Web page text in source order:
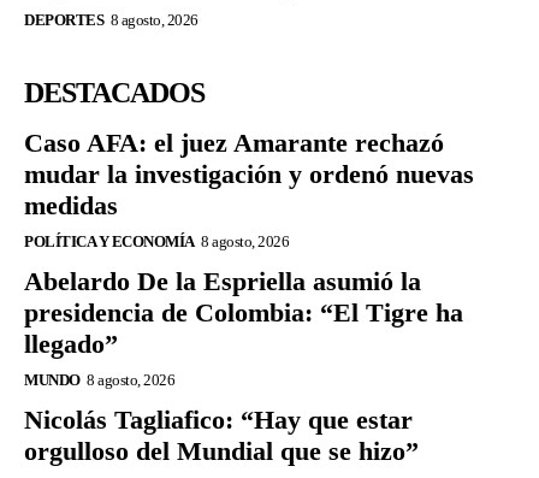
DEPORTES 8 agosto, 2026
DESTACADOS
Caso AFA: el juez Amarante rechazó
mudar la investigación y ordenó nuevas
medidas
POLÍTICA Y ECONOMÍA 8 agosto, 2026
Abelardo De la Espriella asumió la
presidencia de Colombia: “El Tigre ha
llegado”
MUNDO 8 agosto, 2026
Nicolás Tagliafico: “Hay que estar
orgulloso del Mundial que se hizo”